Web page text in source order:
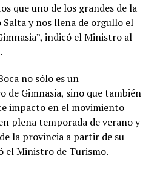
que uno de los grandes de la
y nos llena de orgullo el
indicó el Ministro al
no sólo es un
de Gimnasia, sino que también
impacto en el movimiento
plena temporada de verano y
la provincia a partir de su
el Ministro de Turismo.